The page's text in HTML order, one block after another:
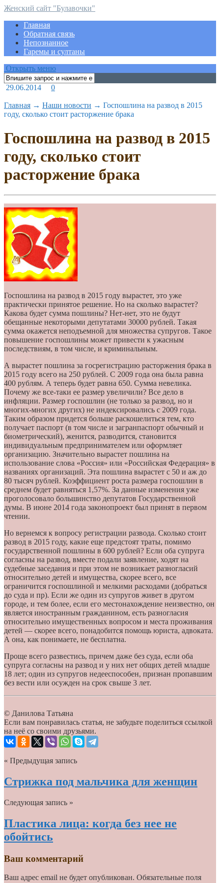
Женский сайт "Булавочки"
Главная
Обратная связь
Непознанное
Гаремы и султаны
Открыть меню
29.06.2014 0
Главная → Наши новости → Госпошлина на развод в 2015
году, сколько стоит расторжение брака
Госпошлина на развод в 2015
году, сколько стоит
расторжение брака
Госпошлина на развод в 2015 году вырастет, это уже
практически принятое решение. Но на сколько вырастет?
Какова будет сумма пошлины? Нет-нет, это не будут
обещанные некоторыми депутатами 30000 рублей. Такая
сумма окажется неподъемной для множества супругов. Такое
повышение госпошлины может привести к ужасным
последствиям, в том числе, и криминальным.
А вырастет пошлина за госрегистрацию расторжения брака в
2015 году всего на 250 рублей. С 2009 года она была равна
400 рублям. А теперь будет равна 650. Сумма невелика.
Почему же все-таки ее размер увеличили? Все дело в
инфляции. Размер госпошлин (не только за развод, но и
многих-многих других) не индексировались с 2009 года.
Таким образом придется больше раскошелиться тем, кто
получает паспорт (в том числе и загранпаспорт обычный и
биометрический), женится, разводится, становится
индивидуальным предпринимателем или оформляет
организацию. Значительно вырастет пошлина на
использование слова «Россия» или «Российская Федерация» в
названиях организаций. Эта пошлина вырастет с 50 и аж до
80 тысяч рублей. Коэффициент роста размера госпошлин в
среднем будет равняться 1,57%. За данные изменения уже
проголосовало большинство депутатов Государственной
думы. В июне 2014 года законопроект был принят в первом
чтении.
Но вернемся к вопросу регистрации развода. Сколько стоит
развод в 2015 году, какие еще предстоят траты, помимо
государственной пошлины в 600 рублей? Если оба супруга
согласны на развод, вместе подали заявление, ходят на
судебные заседания и при этом не возникает разногласий
относительно детей и имущества, скорее всего, все
ограничится госпошлиной и мелкими расходами (добраться
до суда и пр). Если же один из супругов живет в другом
городе, и тем более, если его местонахождение неизвестно, он
является иностранным гражданином, есть разногласия
относительно имущественных вопросом и места проживания
детей — скорее всего, понадобится помощь юриста, адвоката.
А она, как понимаете, не бесплатна.
Проще всего развестись, причем даже без суда, если оба
супруга согласны на развод и у них нет общих детей младше
18 лет; один из супругов недееспособен, признан пропавшим
без вести или осужден на срок свыше 3 лет.
© Данилова Татьяна
Если вам понравилась статья, не забудьте поделиться ссылкой
на неё со своими друзьями.
« Предыдущая запись
Cтрижка под мальчика для женщин
Следующая запись »
Пластика лица: когда без нее не
обойтись
Ваш комментарий
Ваш адрес email не будет опубликован. Обязательные поля